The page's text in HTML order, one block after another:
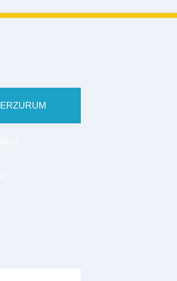
ERZURUM